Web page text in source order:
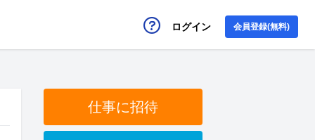
ログイン 会員登録(無料)
仕事に招待